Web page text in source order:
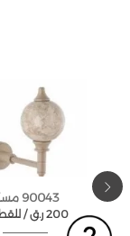
90043 مسكا
للقطعة / 200 ر.ق